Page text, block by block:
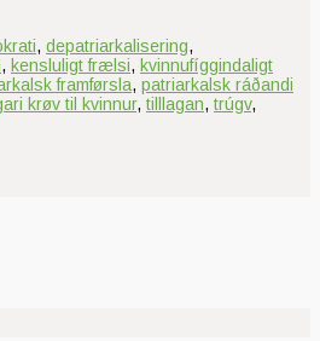
, depatriarkalisering,
, kensluligt frælsi, kvinnufíggindaligt
framførsla, patriarkalsk ráðandi
krøv til kvinnur, tilllagan, trúgv,